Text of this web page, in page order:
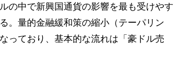
の中で新興国通貨の影響を最も受けやす
。量的金融緩和策の縮小（テーパリン
っており、基本的な流れは「豪ドル売